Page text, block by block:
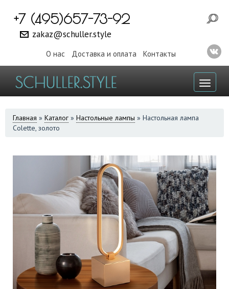
+7 (495)657-73-92
zakaz@schuller.style
О нас Доставка и оплата Контакты
ВЫ
ЗДЕСЬ
Главная » Каталог » Настольные лампы » Настольная лампа
Colette, золото